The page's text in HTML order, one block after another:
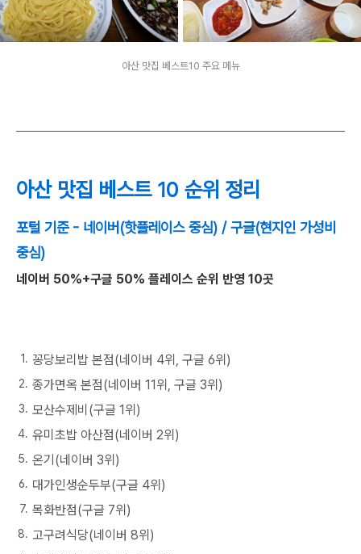
아산 맛집 베스트10 주요 메뉴
아산 맛집 베스트 10 순위 정리
포털 기준 - 네이버(핫플레이스 중심) / 구글(현지인 가성비
중심)
네이버 50%+구글 50% 플레이스 순위 반영 10곳
꽁당보리밥 본점(네이버 4위, 구글 6위)
종가면옥 본점(네이버 11위, 구글 3위)
모산수제비(구글 1위)
유미초밥 아산점(네이버 2위)
온기(네이버 3위)
대가인생순두부(구글 4위)
목화반점(구글 7위)
고구려식당(네이버 8위)